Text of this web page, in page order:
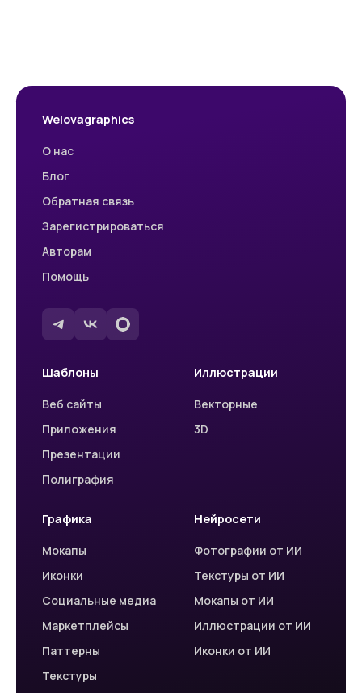
Welovagraphics
О нас
Блог
Обратная связь
Зарегистрироваться
Авторам
Помощь
Шаблоны
Веб сайты
Приложения
Презентации
Полиграфия
Иллюстрации
Векторные
3D
Графика
Мокапы
Иконки
Социальные медиа
Маркетплейсы
Паттерны
Текстуры
Нейросети
Фотографии от ИИ
Текстуры от ИИ
Мокапы от ИИ
Иллюстрации от ИИ
Иконки от ИИ